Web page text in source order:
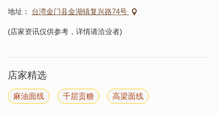
地址 台湾金门县金湖镇复兴路74号
(店家资讯仅供参考，详情请洽业者)
店家精选
麻油面线 千层贡糖 高梁面线